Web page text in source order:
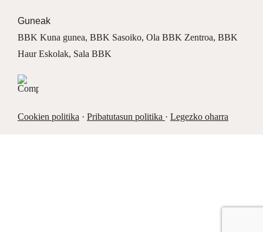
Guneak
BBK Kuna gunea, BBK Sasoiko, Ola BBK Zentroa, BBK
Haur Eskolak, Sala BBK
Cookien politika· Pribatutasun politika · Legezko oharra